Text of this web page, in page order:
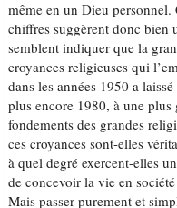
même en un Dieu
chiffres suggèrent donc bien
semblent indiquer que la
croyances religieuses qui
dans les années 1950 a
plus encore 1980, à une plus
fondements des grandes
ces croyances sont-elles
à quel degré exercent-elles
de concevoir la vie en
Mais passer purement et